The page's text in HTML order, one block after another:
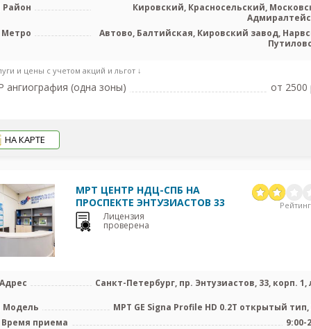
Район
Кировский, Красносельский,
Метро
Автово, Балтийская, Кировский завод,
и цены с учетом акций и льгот ↓
ангиография (одна зоны) от 2500
НА КАРТЕ
МРТ ЦЕНТР НДЦ-СПБ НА
ПРОСПЕКТЕ ЭНТУЗИАСТОВ 33
Лицензия
проверена
Санкт-Петербург, пр. Энтузиастов, 33, корп. 1,
Модель
МРТ GE Signa Profile HD 0.2T открытый
Время приема
9:00-